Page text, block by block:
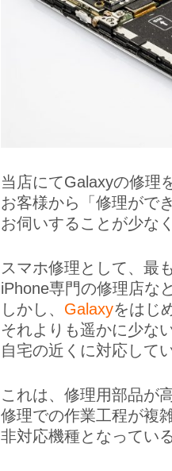
当店にてGalaxyの修理
お客様から「修理がで
お伺いすることが少な
スマホ修理として、最
iPhone専門の修理店な
しかし、 Galaxyをはじ
それよりも遥かに少な
自宅の近くに対応して
これは、修理用部品が
修理での作業工程が複
非対応機種となってい